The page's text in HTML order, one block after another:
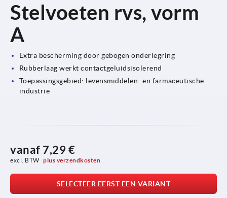
Stelvoeten rvs, vorm
A
Extra bescherming door gebogen onderlegring
Rubberlaag werkt contactgeluidsisolerend
Toepassingsgebied: levensmiddelen- en farmaceutische
industrie
vanaf 7,29 €
excl. BTW plus verzendkosten
SELECTEER EERST EEN VARIANT